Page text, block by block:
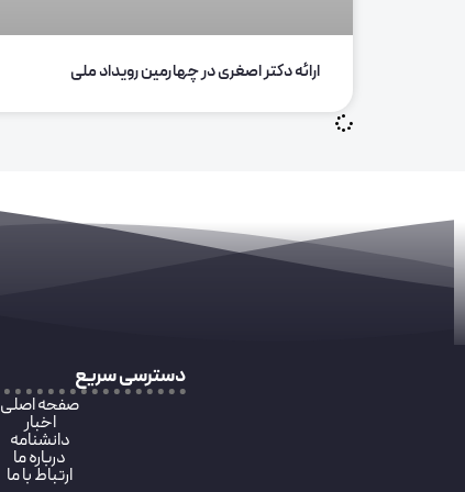
ارائه دکتر اصغری در چهارمین رویداد ملی
دسترسی سریع
صفحه اصلی
اخبار
دانشنامه
درباره ما
ارتباط با ما